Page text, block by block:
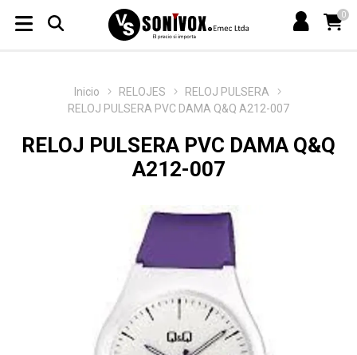
0
Inicio RELOJES
RELOJ PULSERA
RELOJ PULSERA PVC DAMA Q&Q A212-007
RELOJ PULSERA PVC DAMA Q&Q
A212-007